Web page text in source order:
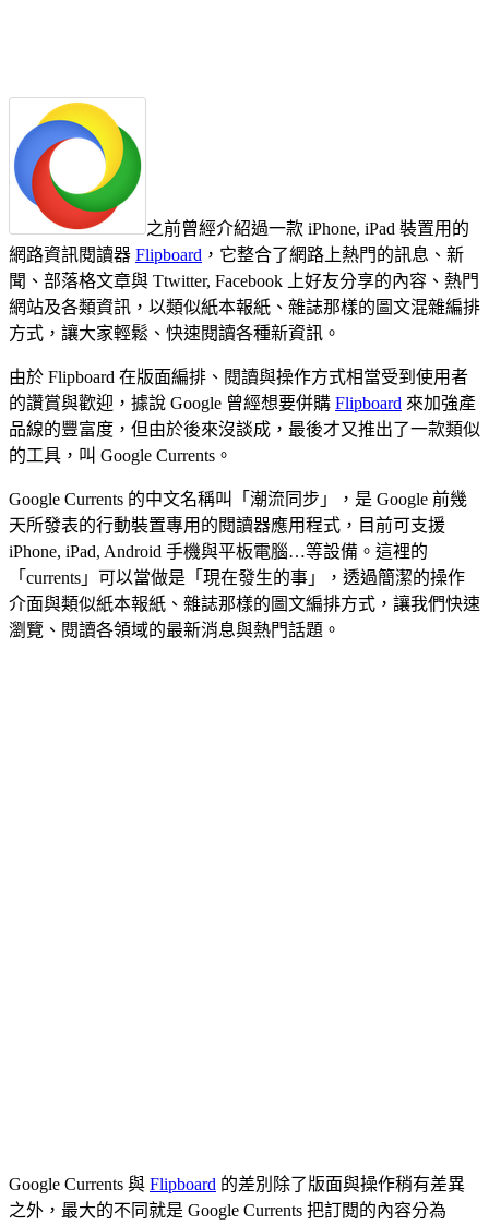
之前曾經介紹過一款 iPhone, iPad 裝置用的
網路資訊閱讀器 Flipboard ，它整合了網路上熱門的訊息、新
聞、部落格文章與 Ttwitter, Facebook 上好友分享的內容、熱門
網站及各類資訊，以類似紙本報紙、雜誌那樣的圖文混雜編排
方式，讓大家輕鬆、快速閱讀各種新資訊。
由於 Flipboard 在版面編排、閱讀與操作方式相當受到使用者
的讚賞與歡迎，據說 Google 曾經想要併購 Flipboard 來加強產
品線的豐富度，但由於後來沒談成，最後才又推出了一款類似
的工具，叫 Google Currents。
Google Currents 的中文名稱叫「潮流同步」，是 Google 前幾
天所發表的行動裝置專用的閱讀器應用程式，目前可支援
iPhone, iPad, Android 手機與平板電腦…等設備。這裡的
「currents」可以當做是「現在發生的事」，透過簡潔的操作
介面與類似紙本報紙、雜誌那樣的圖文編排方式，讓我們快速
瀏覽、閱讀各領域的最新消息與熱門話題。
Google Currents 與 Flipboard 的差別除了版面與操作稍有差異
之外，最大的不同就是 Google Currents 把訂閱的內容分為